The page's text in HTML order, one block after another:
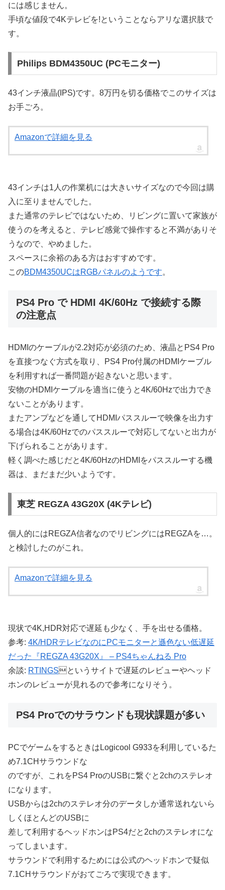
には感じません。
手頃な値段で4Kテレビを!ということならアリな選択肢で
す。
Philips BDM4350UC (PCモニター)
43インチ液晶(IPS)です。8万円を切る価格でこのサイズは
お手ごろ。
Amazonで詳細を見る
43インチは1人の作業机には大きいサイズなので今回は購
入に至りませんでした。
また通常のテレビではないため、リビングに置いて家族が
使うのを考えると、テレビ感覚で操作すると不満がありそ
うなので、やめました。
スペースに余裕のある方はおすすめです。
このBDM4350UCはRGBパネルのようです。
PS4 Pro で HDMI 4K/60Hz で接続する際
の注意点
HDMIのケーブルが2.2対応が必須のため、液晶とPS4 Pro
を直接つなぐ方式を取り、PS4 Pro付属のHDMIケーブル
を利用すれば一番問題が起きないと思います。
安物のHDMIケーブルを適当に使うと4K/60Hzで出力でき
ないことがあります。
またアンプなどを通してHDMIパススルーで映像を出力す
る場合は4K/60Hzでのパススルーで対応してないと出力が
下げられることがあります。
軽く調べた感じだと4K/60HzのHDMIをパススルーする機
器は、まだまだ少いようです。
東芝 REGZA 43G20X (4Kテレビ)
個人的にはREGZA信者なのでリビングにはREGZAを…。
と検討したのがこれ。
Amazonで詳細を見る
現状で4K,HDR対応で遅延も少なく、手を出せる価格。
参考: 4K/HDRテレビなのにPCモニターと遜色ない低遅延
だった『REGZA 43G20X』 – PS4ちゃんねる Pro
余談: RTINGSというサイトで遅延のレビューやヘッド
ホンのレビューが見れるので参考になりそう。
PS4 Proでのサラウンドも現状課題が多い
PCでゲームをするときはLogicool G933を利用しているた
め7.1CHサラウンドな
のですが、これをPS4 ProのUSBに繋ぐと2chのステレオ
になります。
USBからは2chのステレオ分のデータしか通常送れないら
しくほとんどのUSBに
差して利用するヘッドホンはPS4だと2chのステレオにな
ってしまいます。
サラウンドで利用するためには公式のヘッドホンで疑似
7.1CHサラウンドがおてごろで実現できます。